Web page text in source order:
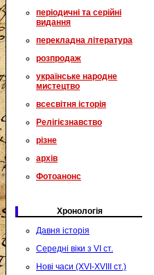
періодичні та серійні
видання
перекладна література
розпродаж
українське народне
мистецтво
всесвітня історія
Релігієзнавство
різне
архів
Фотоанонс
Хронологія
Давня історія
Середні віки з VI ст.
Нові часи (XVI-XVIII ст.)